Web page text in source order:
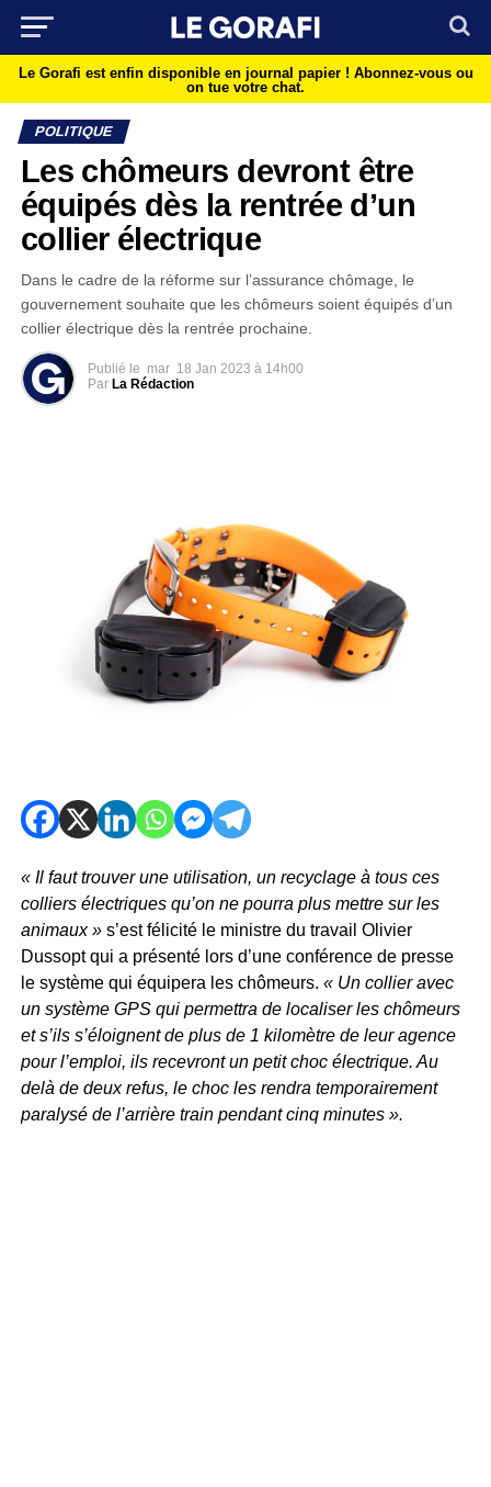
Le Gorafi est enfin disponible en journal papier ! Abonnez-vous ou
on tue votre chat.
POLITIQUE
Les chômeurs devront être
équipés dès la rentrée d’un
collier électrique
Dans le cadre de la réforme sur l’assurance chômage, le
gouvernement souhaite que les chômeurs soient équipés d’un
collier électrique dès la rentrée prochaine.
Publié le mar 18 Jan 2023 à 14h00
Par La Rédaction
« Il faut trouver une utilisation, un recyclage à tous ces
colliers électriques qu’on ne pourra plus mettre sur les
animaux » s’est félicité le ministre du travail Olivier
Dussopt qui a présenté lors d’une conférence de presse
le système qui équipera les chômeurs. « Un collier avec
un système GPS qui permettra de localiser les chômeurs
et s’ils s’éloignent de plus de 1 kilomètre de leur agence
pour l’emploi, ils recevront un petit choc électrique. Au
delà de deux refus, le choc les rendra temporairement
paralysé de l’arrière train pendant cinq minutes ».